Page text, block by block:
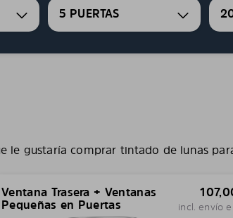
5 PUERTAS
le gustaría comprar tintado de lunas
Ventana Trasera + Ventanas
Pequeñas en Puertas
incl. envío